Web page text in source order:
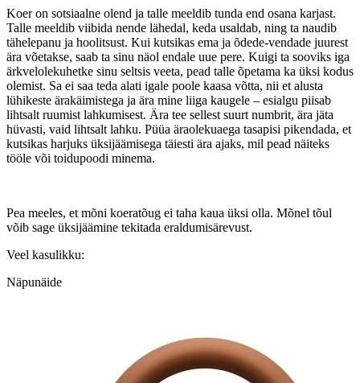
Koer on sotsiaalne olend ja talle meeldib tunda end osana karjast.
Talle meeldib viibida nende lähedal, keda usaldab, ning ta naudib
tähelepanu ja hoolitsust. Kui kutsikas ema ja õdede-vendade juurest
ära võetakse, saab ta sinu näol endale uue pere. Kuigi ta sooviks iga
ärkvelolekuhetke sinu seltsis veeta, pead talle õpetama ka üksi kodus
olemist. Sa ei saa teda alati igale poole kaasa võtta, nii et alusta
lühikeste ärakäimistega ja ära mine liiga kaugele – esialgu piisab
lihtsalt ruumist lahkumisest. Ära tee sellest suurt numbrit, ära jäta
hüvasti, vaid lihtsalt lahku. Püüa äraolekuaega tasapisi pikendada, et
kutsikas harjuks üksijäämisega täiesti ära ajaks, mil pead näiteks
tööle või toidupoodi minema.
Pea meeles, et mõni koeratõug ei taha kaua üksi olla. Mõnel tõul
võib sage üksijäämine tekitada eraldumisärevust.
Veel kasulikku:
Näpunäide